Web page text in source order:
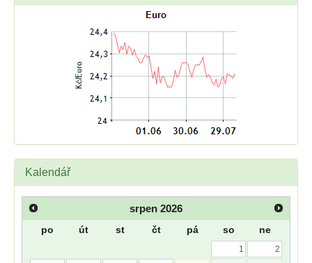
Kalendář
srpen 2026
po út st čt pá so ne
1
2